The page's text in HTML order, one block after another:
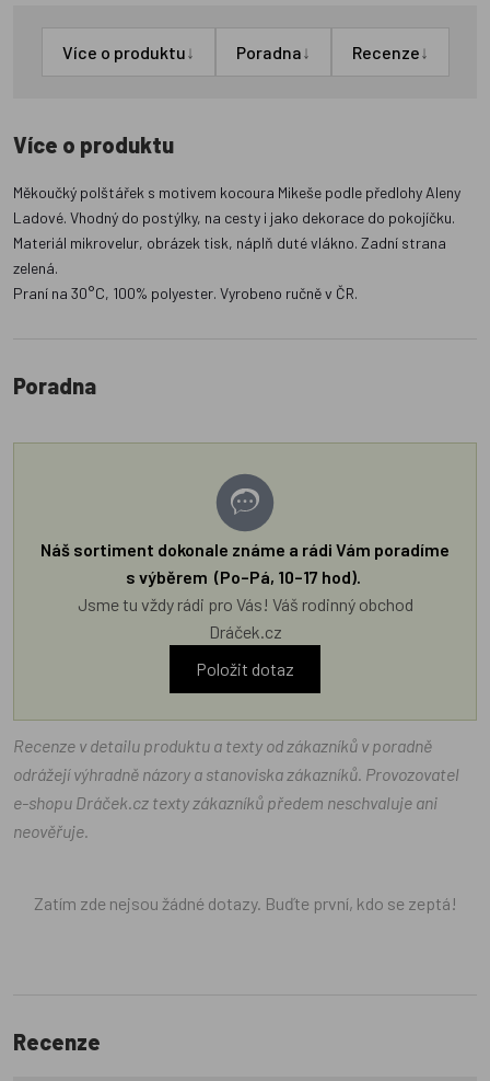
Více o produktu↓ Poradna↓ Recenze↓
Více o produktu
Měkoučký polštářek s motivem kocoura Mikeše podle předlohy Aleny
Ladové. Vhodný do postýlky, na cesty i jako dekorace do pokojíčku.
Materiál mikrovelur, obrázek tisk, náplň duté vlákno. Zadní strana
zelená.
Praní na 30°C, 100% polyester. Vyrobeno ručně v ČR.
Poradna
Náš sortiment dokonale známe a rádi Vám poradíme
s výběrem (Po–Pá, 10–17 hod).
Jsme tu vždy rádi pro Vás! Váš rodinný obchod
Dráček.cz
Položit dotaz
Recenze v detailu produktu a texty od zákazníků v poradně
odrážejí výhradně názory a stanoviska zákazníků. Provozovatel
e-shopu Dráček.cz texty zákazníků předem neschvaluje ani
neověřuje.
Zatím zde nejsou žádné dotazy. Buďte první, kdo se zeptá!
Recenze